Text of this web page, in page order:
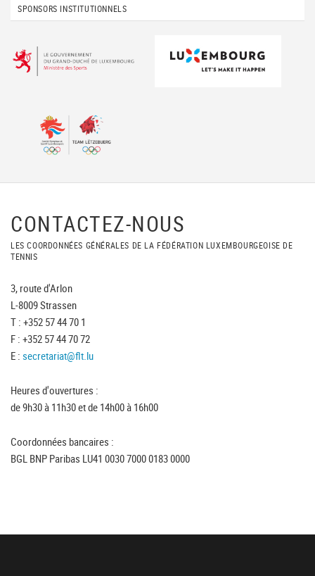
SPONSORS INSTITUTIONNELS
CONTACTEZ-NOUS
LES COORDONNÉES GÉNÉRALES DE LA FÉDÉRATION LUXEMBOURGEOISE DE
TENNIS
3, route d'Arlon
L-8009 Strassen
T : +352 57 44 70 1
F : +352 57 44 70 72
E : secretariat@flt.lu
Heures d'ouvertures :
de 9h30 à 11h30 et de 14h00 à 16h00
Coordonnées bancaires :
BGL BNP Paribas LU41 0030 7000 0183 0000